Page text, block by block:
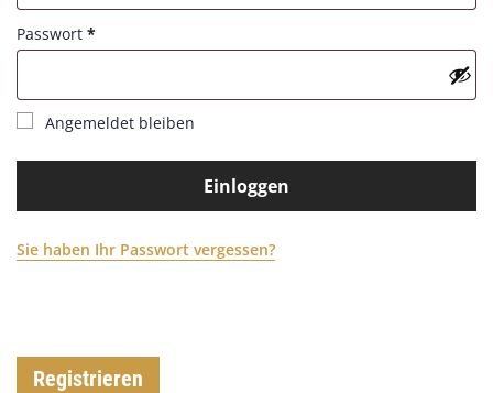
u
r
d
Passwort *R
e
u
i
Angemeldet bleiben
Einloggen
Sie haben Ihr Passwort vergessen?
Registrieren